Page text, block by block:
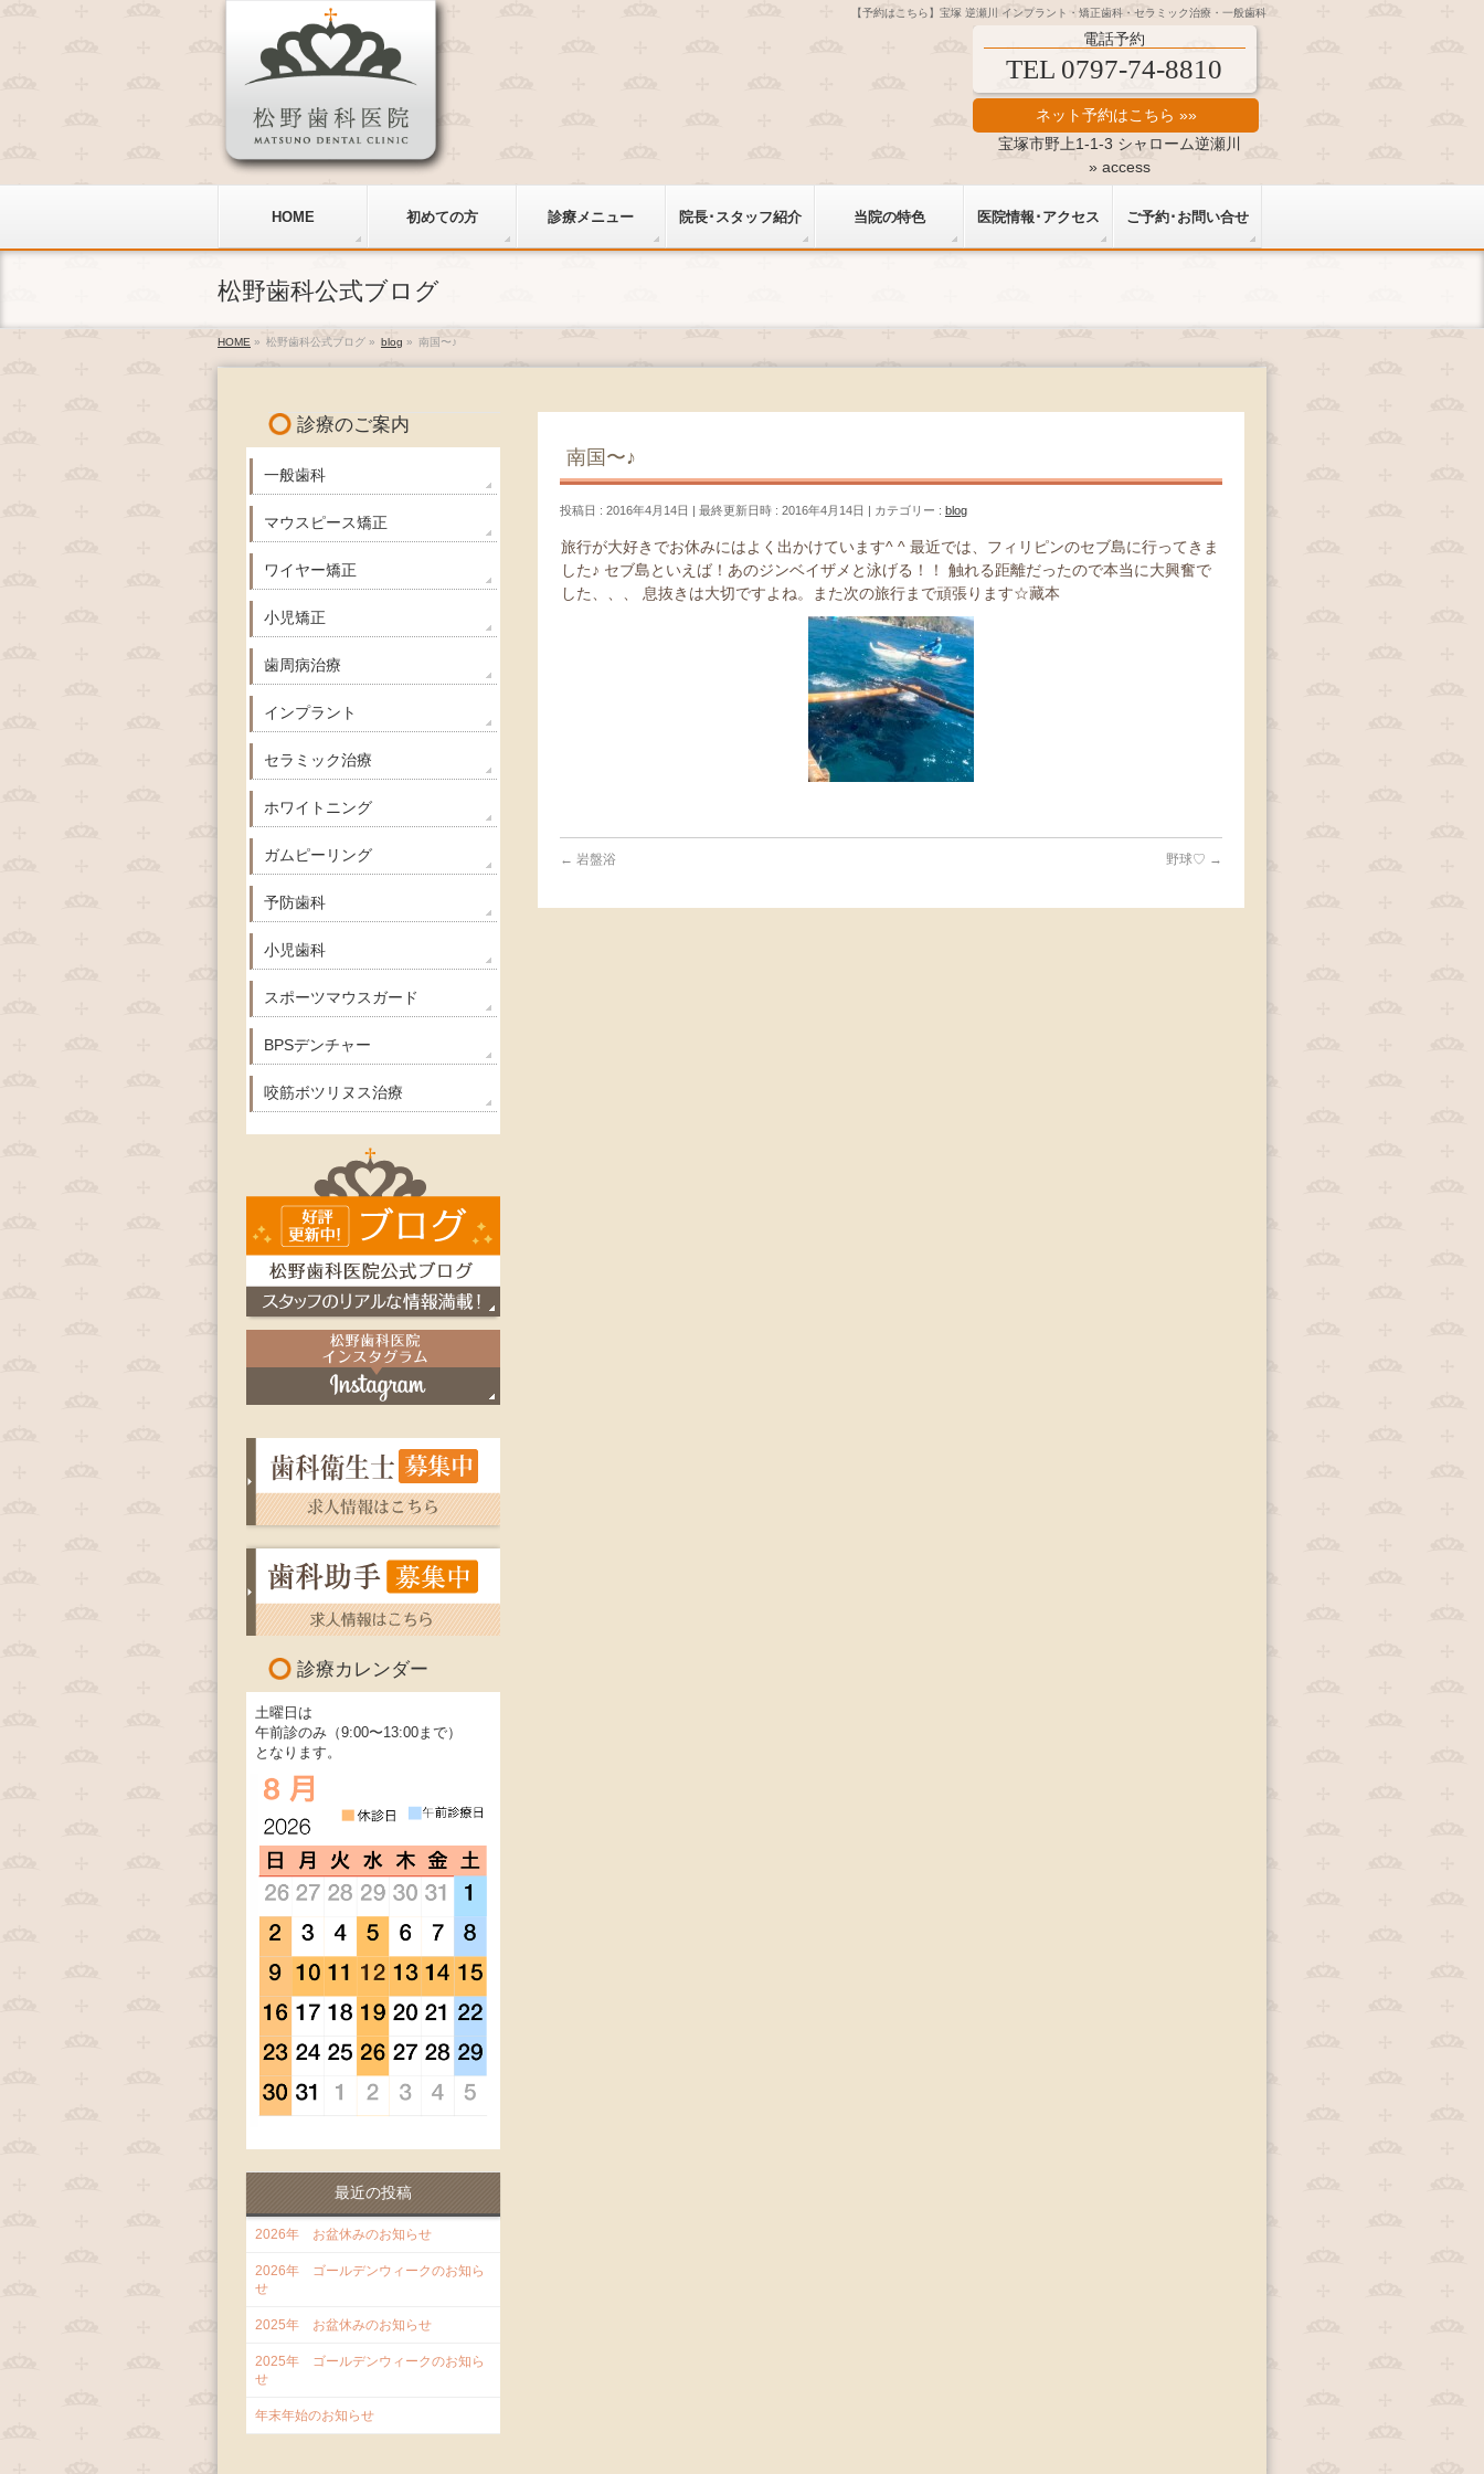
【予約はこちら】宝塚 逆瀬川 インプラント・矯正歯科・セラミック治療・一般歯科
電話予約
TEL 0797-74-8810
ネット予約はこちら »»
宝塚市野上1-1-3 シャローム逆瀬川
» access
HOME 初めての方 診療メニュー 院長･スタッフ紹介 当院の特色 医院情報･アクセス ご予約･お問い合せ
松野歯科公式ブログ
HOME » 松野歯科公式ブログ » blog » 南国〜♪
南国〜♪
投稿日 : 2016年4月14日 最終更新日時 : 2016年4月14日 カテゴリー : blog
旅行が大好きでお休みにはよく出かけています^ ^ 最近では、フィリピンのセブ島に行ってきま
した♪ セブ島といえば！あのジンベイザメと泳げる！！ 触れる距離だったので本当に大興奮で
した、、、 息抜きは大切ですよね。また次の旅行まで頑張ります☆藏本
← 岩盤浴 野球♡ →
診療のご案内
一般歯科
マウスピース矯正
ワイヤー矯正
小児矯正
歯周病治療
インプラント
セラミック治療
ホワイトニング
ガムピーリング
予防歯科
小児歯科
スポーツマウスガード
BPSデンチャー
咬筋ボツリヌス治療
診療カレンダー
土曜日は
午前診のみ（9:00〜13:00まで）
となります。
最近の投稿
2026年 お盆休みのお知らせ
2026年 ゴールデンウィークのお知ら
せ
2025年 お盆休みのお知らせ
2025年 ゴールデンウィークのお知ら
せ
年末年始のお知らせ